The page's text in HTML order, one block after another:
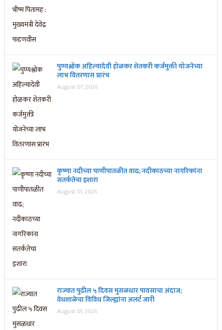
पुण्यश्लोक अहिल्यादेवी होळकर शेतकरी कर्जमुक्ती योजनेच्या
लाभ वितरणास प्रारंभ
August 07, 2026
कृष्णा नदीच्या पाणीपातळीत वाढ; नदीकाठच्या नागरिकांना
सतर्कतेचा इशारा
August 01, 2026
राज्यात पुढील ५ दिवस मुसळधार पावसाचा अंदाज;
वेधशाळेचा विविध जिल्ह्यांना अलर्ट जारी
August 01, 2026